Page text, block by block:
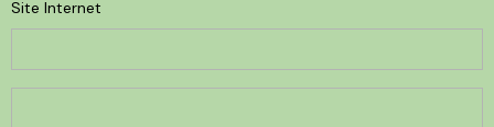
Site Internet